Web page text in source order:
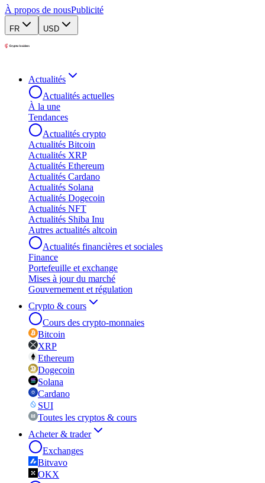
À propos de nousPublicité
FR USD
Actualités
Actualités actuelles
À la une
Tendances
Actualités crypto
Actualités Bitcoin
Actualités XRP
Actualités Ethereum
Actualités Cardano
Actualités Solana
Actualités Dogecoin
Actualités NFT
Actualités Shiba Inu
Autres actualités altcoin
Actualités financières et sociales
Finance
Portefeuille et exchange
Mises à jour du marché
Gouvernement et régulation
Crypto & cours
Cours des crypto-monnaies
Bitcoin
XRP
Ethereum
Dogecoin
Solana
Cardano
SUI
Toutes les cryptos & cours
Acheter & trader
Exchanges
Bitvavo
OKX